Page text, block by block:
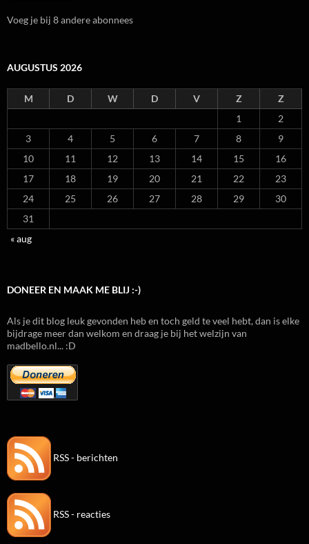
Voeg je bij 8 andere abonnees
AUGUSTUS 2026
M D W D V Z
Z
1
2
3
4 5 6 7 8
9
10
11 12 13 14 15
16
17
18 19 20 21 22
23
24
25 26 27 28 29
30
31
« aug
DONEER EN MAAK ME BLIJ :-)
Als je dit blog leuk gevonden heb en toch geld te veel hebt, dan is elke
bijdrage meer dan welkom en draag je bij het welzijn van
madbello.nl... :D
RSS - berichten
RSS - reacties